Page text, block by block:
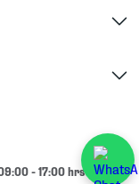
- 17:00 hrs